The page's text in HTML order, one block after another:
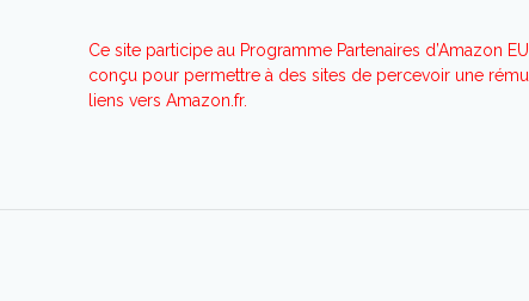
Ce site participe au Programme Partenaires d’Amazon
conçu pour permettre à des sites de percevoir une
liens vers Amazon.fr.